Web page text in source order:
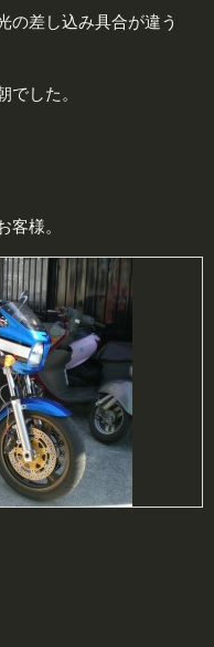
の差し込み具合が違う
でした。
客様。